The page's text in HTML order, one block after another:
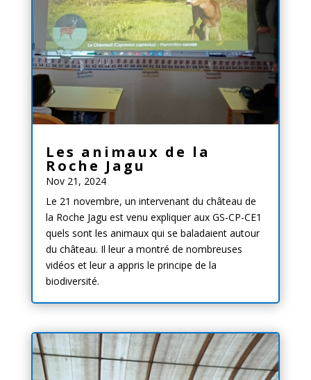
Les animaux de la
Roche Jagu
Nov 21, 2024
Le 21 novembre, un intervenant du château de
la Roche Jagu est venu expliquer aux GS-CP-CE1
quels sont les animaux qui se baladaient autour
du château. Il leur a montré de nombreuses
vidéos et leur a appris le principe de la
biodiversité.